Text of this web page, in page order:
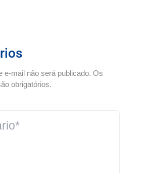
e-mail não será publicado. Os
obrigatórios.